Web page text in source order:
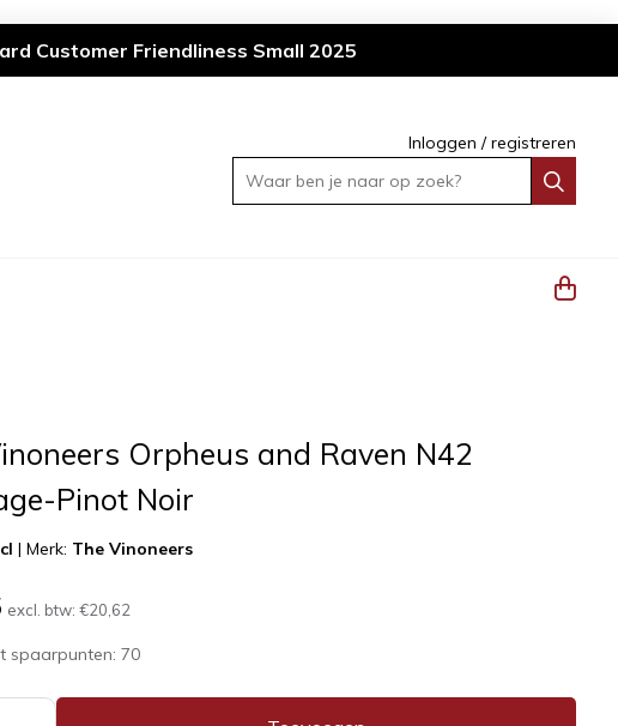
Customer Friendliness Small 2025
Inloggen /registreren
Waar ben je naar op zoek?
Orpheus and Raven N42
Pinot Noir
|Merk: The Vinoneers
excl. btw:€20,62
spaarpunten:70